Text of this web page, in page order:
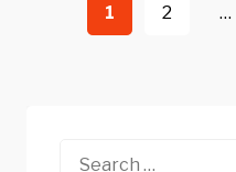
1 2 …
Search